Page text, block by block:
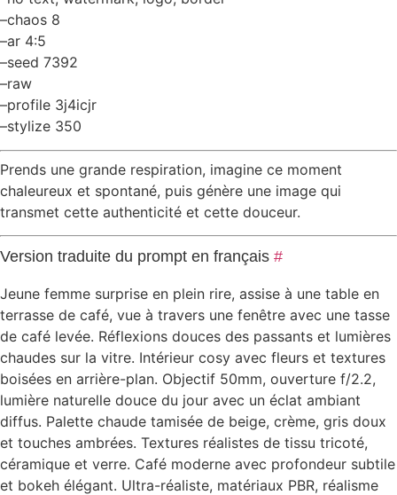
–chaos 8
–ar 4:5
–seed 7392
–raw
–profile 3j4icjr
–stylize 350
Prends une grande respiration, imagine ce moment
chaleureux et spontané, puis génère une image qui
transmet cette authenticité et cette douceur.
Version traduite du prompt en français #
Jeune femme surprise en plein rire, assise à une table en
terrasse de café, vue à travers une fenêtre avec une tasse
de café levée. Réflexions douces des passants et lumières
chaudes sur la vitre. Intérieur cosy avec fleurs et textures
boisées en arrière-plan. Objectif 50mm, ouverture f/2.2,
lumière naturelle douce du jour avec un éclat ambiant
diffus. Palette chaude tamisée de beige, crème, gris doux
et touches ambrées. Textures réalistes de tissu tricoté,
céramique et verre. Café moderne avec profondeur subtile
et bokeh élégant. Ultra-réaliste, matériaux PBR, réalisme